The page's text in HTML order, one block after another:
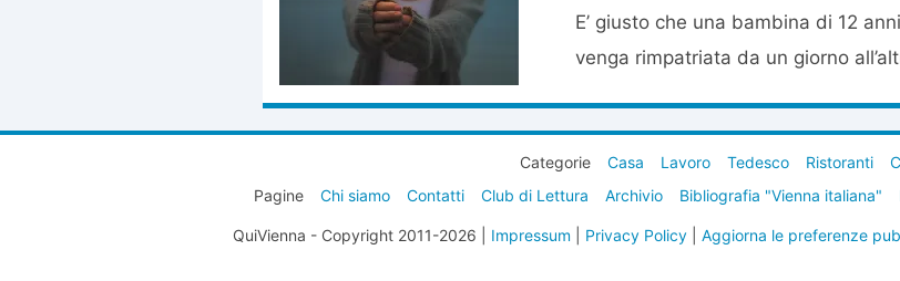
E’ giusto che una bambina di 12
venga rimpatriata da un giorno
Categorie Casa Lavoro Tedesco Ristoranti
Pagine
Chi siamo Contatti Club di Lettura Archivio Bibliografia "Vienna italiana"
QuiVienna - Copyright 2011-2026 | Impressum Privacy Policy| Aggiorna le preferenze